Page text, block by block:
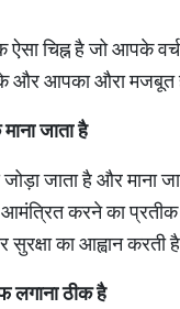
ऐसा चिह्न है जो आपके
और आपका औरा मजबूत
जाता है
जाता है और माना
करने का
सुरक्षा का आह्वान करती
लगाना ठीक है